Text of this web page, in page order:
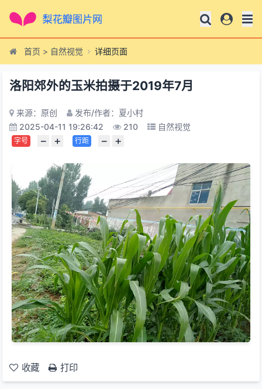
首页 > 自然视觉 详细页面
洛阳郊外的玉米拍摄于2019年7月
来源：原创
发布/作者：夏小村
2025-04-11 19:26:42
210 自然视觉
字号 − + 行距 − +
收藏 打印